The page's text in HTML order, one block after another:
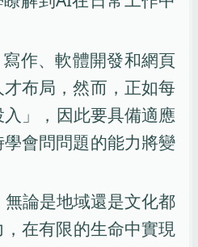
作、軟體開發和網頁
布局，然而，正如每
」，因此要具備適應
會問問題的能力將變
論是地域還是文化都
在有限的生命中實現